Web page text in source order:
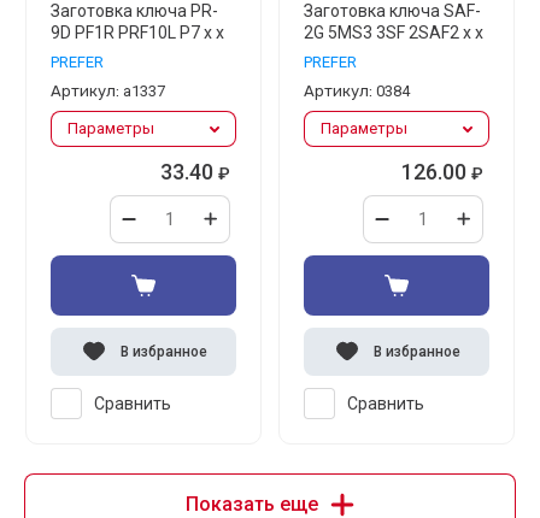
Заготовка ключа PR-
9D PF1R PRF10L P7 x x
PREFER
Артикул: а1337
Параметры
33.40 ₽
Сравнить
В избранное
Заготовка ключа SAF-
2G 5MS3 3SF 2SAF2 x x
PREFER
Артикул: 0384
Параметры
126.00 ₽
Сравнить
В избранное
Показать еще